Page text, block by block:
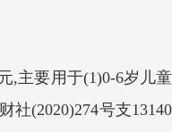
,主要用于(1)0-6岁儿
社(2020)274号支